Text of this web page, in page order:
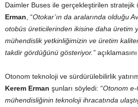
Daimler Buses ile gerçekleştirilen stratejik
Erman , “Otokar’ın da aralarında olduğu
otobüs üreticilerinden ikisine daha üretim
mühendislik yetkinliğimizin ve üretim
takdir gördüğünü gösteriyor.” açıklamasını
Otonom teknoloji ve sürdürülebilirlik
Kerem Erman şunları söyledi: “Otonom
mühendisliğinin teknoloji ihracatında